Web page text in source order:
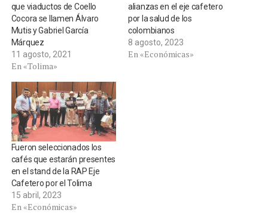
que viaductos de Coello
Cocora se llamen Álvaro
Mutis y Gabriel García
Márquez
11 agosto, 2021
En «Tolima»
alianzas en el eje cafetero
por la salud de los
colombianos
8 agosto, 2023
En «Económicas»
Fueron seleccionados los
cafés que estarán presentes
en el stand de la RAP Eje
Cafetero por el Tolima
15 abril, 2023
En «Económicas»